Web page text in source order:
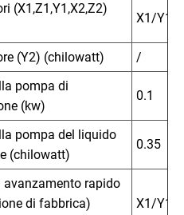
(X1,Z1,Y1,X2,Z2)
X1/Y1/
(Y2) (chilowatt)
/
pompa di
(kw)
0.1
pompa del liquido
(chilowatt)
0.35
avanzamento rapido
di fabbrica)
X1/Y1/